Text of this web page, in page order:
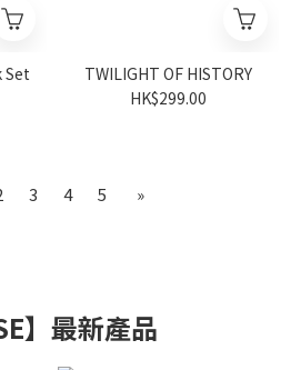
Set
TWILIGHT OF HISTORY
HK$299.00
3 4 5 »
】最新產品